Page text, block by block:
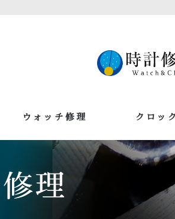
ウォッチ修理 クロッ